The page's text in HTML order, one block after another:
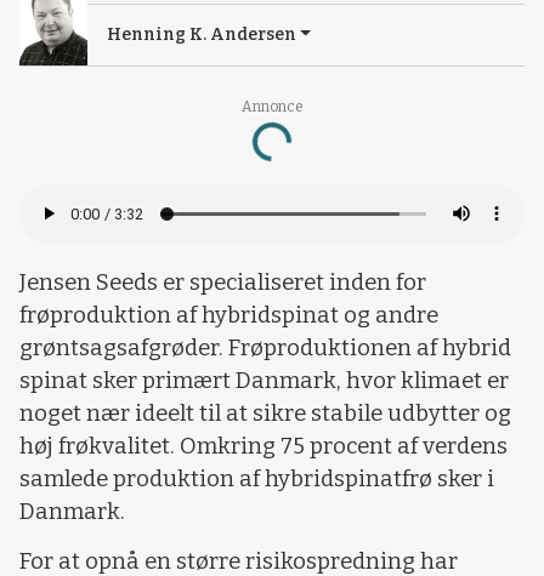
Annonce
Loading...
Henning K. Andersen
Jensen Seeds er specialiseret inden for
frøproduktion af hybridspinat og andre
grøntsagsafgrøder. Frøproduktionen af hybrid
spinat sker primært Danmark, hvor klimaet er
noget nær ideelt til at sikre stabile udbytter og
høj frøkvalitet. Omkring 75 procent af verdens
samlede produktion af hybridspinatfrø sker i
Danmark.
For at opnå en større risikospredning har